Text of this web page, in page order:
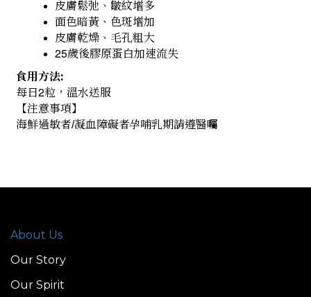
皮膚鬆弛、皺紋增多
面色暗黃、色斑增加
皮膚乾燥、毛孔粗大
25歲後膠原蛋白加速流失
食用方法:
每日2粒，溫水送服
【注意事項】
海鮮過敏者/凝血障礙者孕哺乳期請遵醫囑
About Us
Our Story
Our Spirit